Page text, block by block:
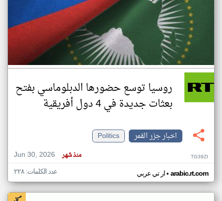
روسيا توسع حضورها الدبلوماسي بفتح
بعثات جديدة في 4 دول أفريقية
اخبار جزر القمر
Politics
Jun 30, 2026
منذ شهر TG39ZI
ار تي عربي• arabic.rt.com عدد الكلمات: ٢٢٨